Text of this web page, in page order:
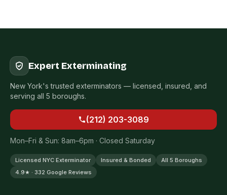
Expert Exterminating
New York's trusted exterminators — licensed, insured, and
serving all 5 boroughs.
(212) 203-3089
Mon–Fri & Sun: 8am–6pm · Closed Saturday
Licensed NYC Exterminator Insured & Bonded
All 5 Boroughs
4.9★ · 332 Google Reviews